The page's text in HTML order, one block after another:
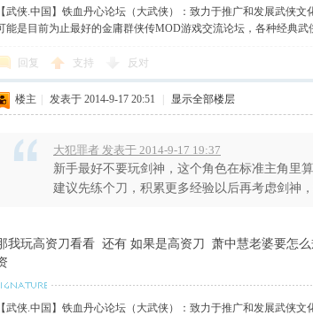
【武侠.中国】铁血丹心论坛（大武侠）：致力于推广和发展武侠文
能是目前为止最好的金庸群侠传MOD游戏交流论坛，各种经典
回复 支持 反对
楼主 发表于 2014-9-17 20:51 显示全部楼层
大犯罪者 发表于 2014-9-17 19:37
新手最好不要玩剑神，这个角色在标准主角里
建议先练个刀，积累更多经验以后再考虑剑神
我玩高资刀看看 还有 如果是高资刀 萧中慧老婆要怎
【武侠.中国】铁血丹心论坛（大武侠）：致力于推广和发展武侠文